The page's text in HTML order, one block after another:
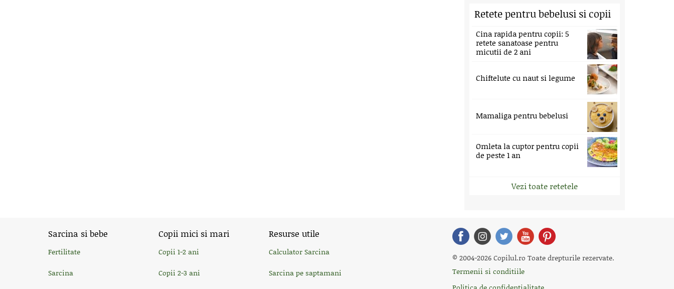
Retete pentru bebelusi si copii
Cina rapida pentru copii: 5
retete sanatoase pentru
micutii de 2 ani
Chiftelute cu naut si legume
Mamaliga pentru bebelusi
Omleta la cuptor pentru copii
de peste 1 an
Vezi toate retetele
Sarcina si bebe
Fertilitate
Sarcina
Copii mici si mari
Copii 1-2 ani
Copii 2-3 ani
Resurse utile
Calculator Sarcina
Sarcina pe saptamani
© 2004-2026 Copilul.ro Toate drepturile rezervate.
Termenii si conditiile